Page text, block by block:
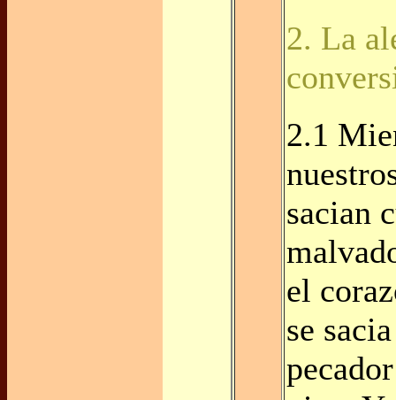
2. La
2.1
sacian
el
se